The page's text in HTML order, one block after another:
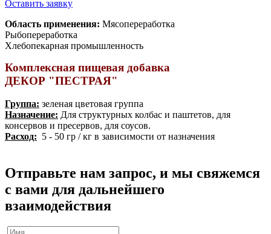
Оставить заявку
Область применения: Мясопереработка
Рыбопереработка
Хлебопекарная промышленность
Комплексная пищевая добавка
ДЕКОР "ПЕСТРАЯ"
Группа: зеленая цветовая группа
Назначение: Для структурных колбас и паштетов, для
консервов и пресервов, для соусов.
Расход: 5 - 50 гр / кг в зависимости от назначения
Отправьте нам запрос, и мы свяжемся
с вами для дальнейшего
взаимодействия